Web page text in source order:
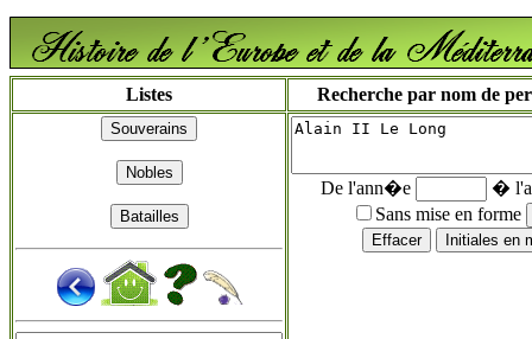
Listes Recherche par nom de
De l'ann�e
�
Sans mise en forme